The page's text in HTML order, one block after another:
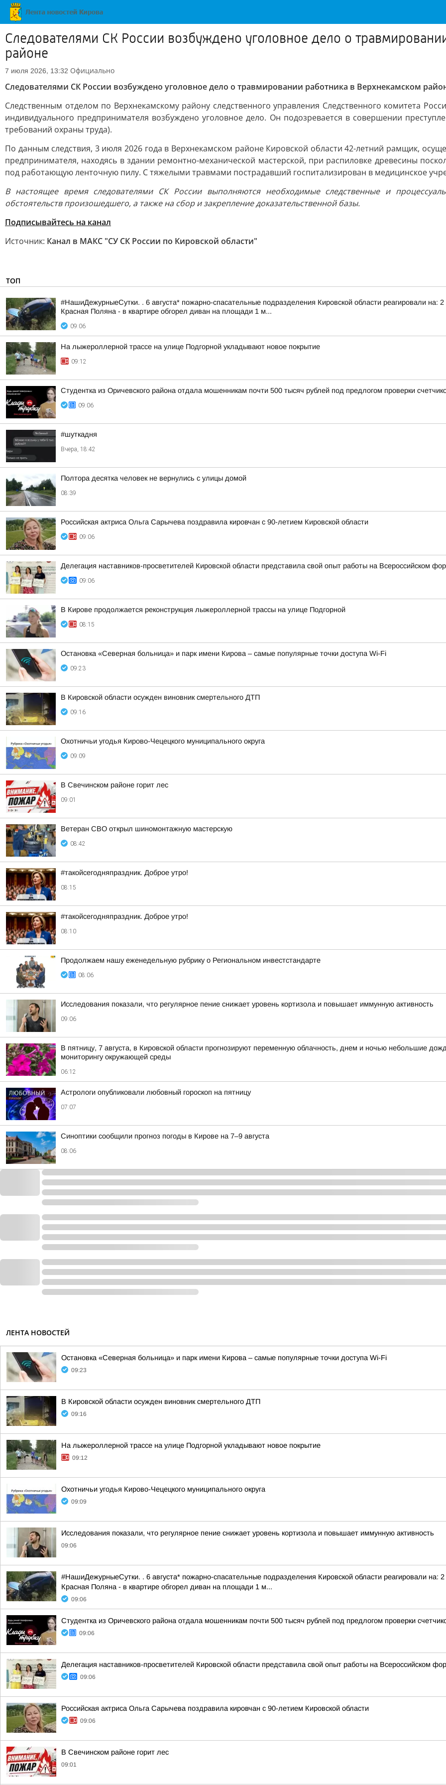
Следователями СК России возбуждено уголовное дело о
районе
7 июля 2026, 13:32 Официально
Следователями СК России возбуждено уголовное дело о травмировании работника в Верхнекамском
Следственным отделом по Верхнекамскому району следственного управления Следственного комитета
индивидуального предпринимателя возбуждено уголовное дело. Он подозревается в совершении
требований охраны труда).
По данным следствия, 3 июля 2026 года в Верхнекамском районе Кировской области 42-летний рамщик,
предпринимателя, находясь в здании ремонтно-механической мастерской, при распиловке древесины
под работающую ленточную пилу. С тяжелыми травмами пострадавший госпитализирован в медицинское
В настоящее время следователями СК России выполняются необходимые следственные и
обстоятельств произошедшего, а также на сбор и закрепление доказательственной базы.
Подписывайтесь на канал
Источник: Канал в МАКС "СУ СК России по Кировской области"
ТОП
#НашиДежурныеСутки. . 6 августа* пожарно-спасательные подразделения Кировской области реагировали на: 2
Красная Поляна - в квартире обгорел диван на площади 1 м...
09:06
На лыжероллерной трассе на улице Подгорной укладывают новое покрытие
09:12
Студентка из Оричевского района отдала мошенникам почти 500 тысяч рублей под предлогом проверки
09:06
#шуткадня
Вчера, 18:42
Полтора десятка человек не вернулись с улицы домой
08:39
Российская актриса Ольга Сарычева поздравила кировчан с 90-летием Кировской области
09:06
Делегация наставников-просветителей Кировской области представила свой опыт работы на Всероссийском
09:06
В Кирове продолжается реконструкция лыжероллерной трассы на улице Подгорной
08:15
Остановка «Северная больница» и парк имени Кирова – самые популярные точки доступа Wi-Fi
09:23
В Кировской области осужден виновник смертельного ДТП
09:16
Охотничьи угодья Кирово-Чецецкого муниципального округа
09:09
В Свечинском районе горит лес
09:01
Ветеран СВО открыл шиномонтажную мастерскую
08:42
#такойсегодняпраздник. Доброе утро!
08:15
#такойсегодняпраздник. Доброе утро!
08:10
Продолжаем нашу еженедельную рубрику о Региональном инвестстандарте
08:06
Исследования показали, что регулярное пение снижает уровень кортизола и повышает иммунную активность
09:06
В пятницу, 7 августа, в Кировской области прогнозируют переменную облачность, днем и ночью небольшие
мониторингу окружающей среды
06:12
Астрологи опубликовали любовный гороскоп на пятницу
07:07
Синоптики сообщили прогноз погоды в Кирове на 7–9 августа
08:06
ЛЕНТА НОВОСТЕЙ
Остановка «Северная больница» и парк имени Кирова – самые популярные точки доступа Wi-Fi
09:23
В Кировской области осужден виновник смертельного ДТП
09:16
На лыжероллерной трассе на улице Подгорной укладывают новое покрытие
09:12
Охотничьи угодья Кирово-Чецецкого муниципального округа
09:09
Исследования показали, что регулярное пение снижает уровень кортизола и повышает иммунную активность
09:06
#НашиДежурныеСутки. . 6 августа* пожарно-спасательные подразделения Кировской области реагировали на: 2
Красная Поляна - в квартире обгорел диван на площади 1 м...
09:06
Студентка из Оричевского района отдала мошенникам почти 500 тысяч рублей под предлогом проверки
09:06
Делегация наставников-просветителей Кировской области представила свой опыт работы на Всероссийском
09:06
Российская актриса Ольга Сарычева поздравила кировчан с 90-летием Кировской области
09:06
В Свечинском районе горит лес
09:01